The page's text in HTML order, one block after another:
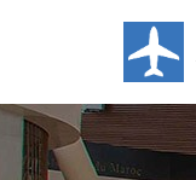
contenu